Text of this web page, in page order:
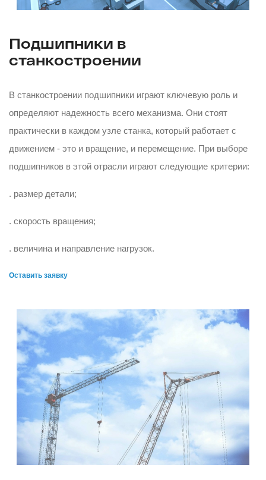
Подшипники в
станкостроении
В станкостроении подшипники играют ключевую роль и
определяют надежность всего механизма. Они стоят
практически в каждом узле станка, который работает с
движением - это и вращение, и перемещение. При выборе
подшипников в этой отрасли играют следующие критерии:
. размер детали;
. скорость вращения;
. величина и направление нагрузок.
Оставить заявку